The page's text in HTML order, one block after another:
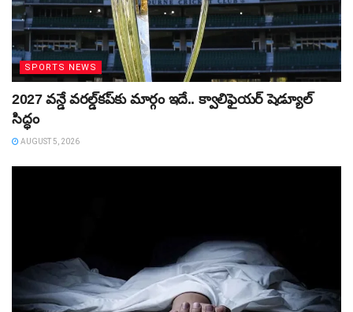
SPORTS NEWS
2027 వన్డే వరల్డ్‌కప్‌కు మార్గం ఇదే.. క్వాలిఫైయర్ షెడ్యూల్
సిద్ధం
AUGUST 5, 2026